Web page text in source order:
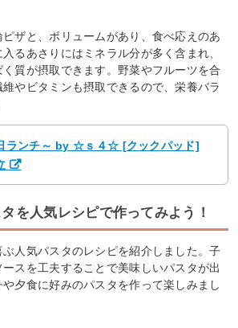
ザと、ボリュームがあり、食べ応えのあ
るあさりにはミネラル分が多く含まれ、
質が摂取できます。野菜やフルーツを合
やビタミンも摂取できるので、栄養バラ
ランチ～ by ☆ｓ４☆ [クックパッド]
を人気レシピで作ってみよう！
人気パスタのレシピを紹介しました。子
スを工夫することで美味しいパスタが出
夕食に好みのパスタを作って楽しみまし